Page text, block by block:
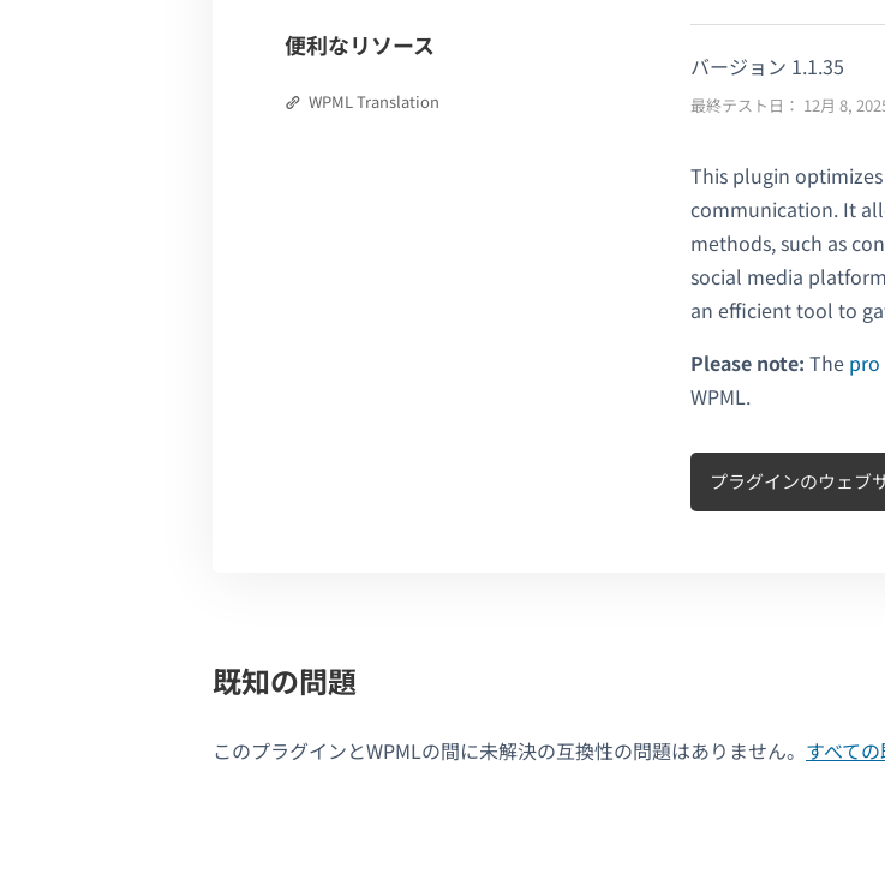
便利なリソース
WPML Translation
バージョン 1.1.35
最終テスト日： 12月 8,
This plugin
communication. It
methods, such as
social media
an efficient tool to
Please note: The pro
WPML.
プラグインのウェブ
既知の問題
このプラグインとWPMLの間に未解決の互換性の問題はありません。 すべて